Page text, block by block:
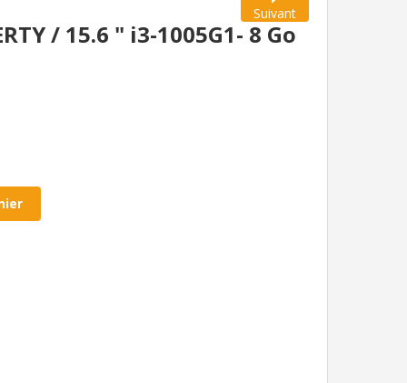
Suivant
/ 15.6 " i3-1005G1- 8 Go